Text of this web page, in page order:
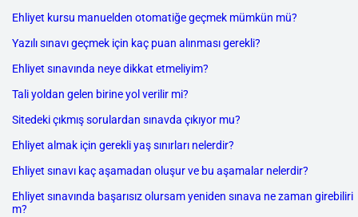
Ehliyet kursu manuelden otomatiğe geçmek mümkün mü?
Yazılı sınavı geçmek için kaç puan alınması gerekli?
Ehliyet sınavında neye dikkat etmeliyim?
Tali yoldan gelen birine yol verilir mi?
Sitedeki çıkmış sorulardan sınavda çıkıyor mu?
Ehliyet almak için gerekli yaş sınırları nelerdir?
Ehliyet sınavı kaç aşamadan oluşur ve bu aşamalar nelerdir?
Ehliyet sınavında başarısız olursam yeniden sınava ne zaman girebiliri
m?